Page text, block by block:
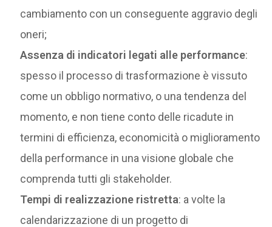
cambiamento con un conseguente aggravio degli
oneri;
Assenza di indicatori legati alle performance:
spesso il processo di trasformazione è vissuto
come un obbligo normativo, o una tendenza del
momento, e non tiene conto delle ricadute in
termini di efficienza, economicità o miglioramento
della performance in una visione globale che
comprenda tutti gli stakeholder.
Tempi di realizzazione ristretta: a volte la
calendarizzazione di un progetto di